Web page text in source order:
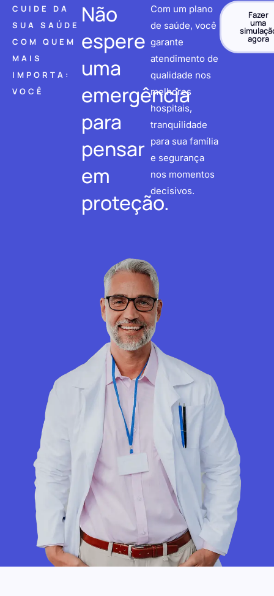
CUIDE DA
SUA SAÚDE
COM QUEM
MAIS
IMPORTA:
VOCÊ
Não
espere
uma
emergência
para
pensar
em
proteção.
Com um plano
de saúde, você
garante
atendimento de
qualidade nos
melhores
hospitais,
tranquilidade
para sua família
e segurança
nos momentos
decisivos.
Fazer
uma
agora